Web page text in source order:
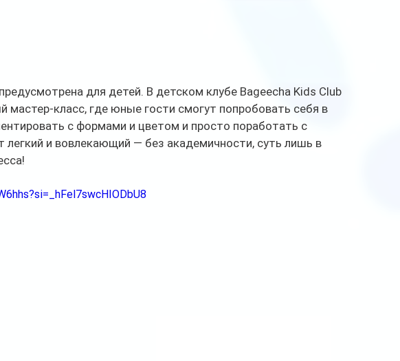
для детей. В детском клубе Bageecha Kids Club
мастер-класс, где юные гости смогут попробовать себя в
с формами и цветом и просто поработать с
и вовлекающий — без академичности, суть лишь в